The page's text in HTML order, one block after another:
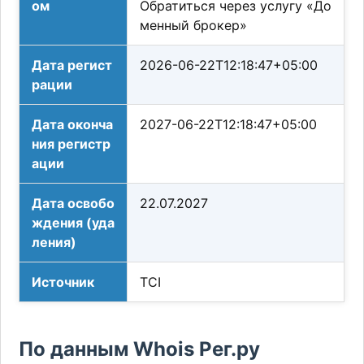
ом
Обратиться через услугу «До
менный брокер»
Дата регист
рации
2026-06-22T12:18:47+05:00
Дата оконча
ния регистр
ации
2027-06-22T12:18:47+05:00
Дата освобо
ждения (уда
ления)
22.07.2027
Источник TCI
По данным Whois Рег.ру